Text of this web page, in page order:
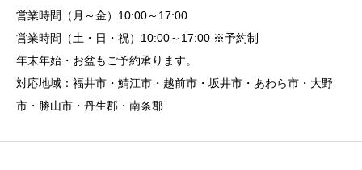
営業時間（月～金）10:00～17:00
営業時間（土・日・祝）10:00～17:00 ※予約制
年末年始・お盆もご予約承ります。
対応地域：福井市・鯖江市・越前市・坂井市・あわら市・大野
市・勝山市・丹生郡・南条郡